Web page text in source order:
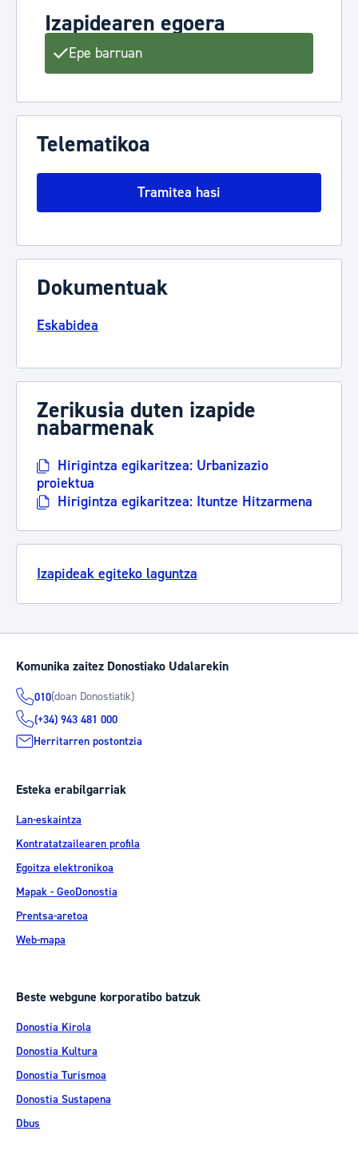
Izapidearen egoera
Epe barruan
Telematikoa
Tramitea hasi
Dokumentuak
Eskabidea
Zerikusia duten izapide
nabarmenak
Hirigintza egikaritzea: Urbanizazio
proiektua
Hirigintza egikaritzea: Ituntze Hitzarmena
Izapideak egiteko laguntza
Komunika zaitez Donostiako Udalarekin
010(doan Donostiatik)
(+34) 943 481 000
Herritarren postontzia
Esteka erabilgarriak
Lan-eskaintza
Kontratatzailearen profila
Egoitza elektronikoa
Mapak - GeoDonostia
Prentsa-aretoa
Web-mapa
Beste webgune korporatibo batzuk
Donostia Kirola
Donostia Kultura
Donostia Turismoa
Donostia Sustapena
Dbus